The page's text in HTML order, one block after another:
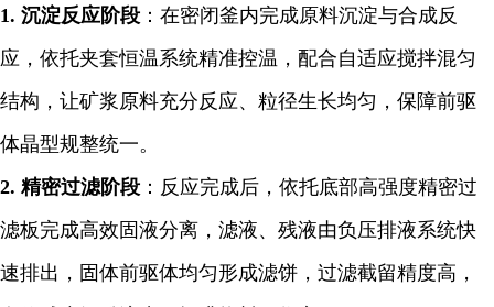
1. 沉淀反应阶段 ：在密闭釜内完成原料沉淀与合成反
应，依托夹套恒温系统精准控温，配合自适应搅拌混匀
结构，让矿浆原料充分反应、粒径生长均匀，保障前驱
体晶型规整统一。
2. 精密过滤阶段 ：反应完成后，依托底部高强度精密过
滤板完成高效固液分离，滤液、残液由负压排液系统快
速排出，固体前驱体均匀形成滤饼，过滤截留精度高，